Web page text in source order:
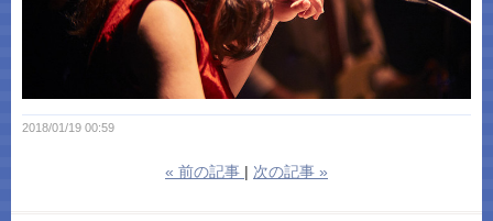
2018/01/19 00:59
« 前の記事 次の記事 »